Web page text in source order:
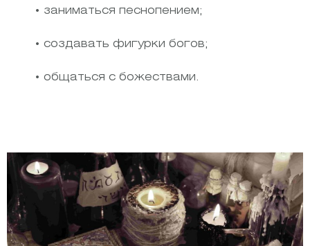
• заниматься песнопением;
• создавать фигурки богов;
• общаться с божествами.